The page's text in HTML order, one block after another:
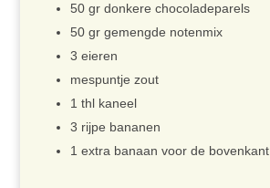
50 gr donkere chocoladeparels
50 gr gemengde notenmix
3 eieren
mespuntje zout
1 thl kaneel
3 rijpe bananen
1 extra banaan voor de bovenkant